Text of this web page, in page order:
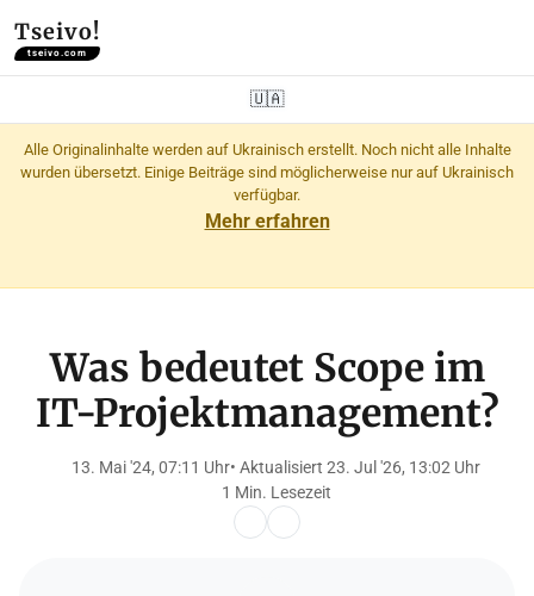
Tseivo!
tseivo.com
🇺🇦
Alle Originalinhalte werden auf Ukrainisch erstellt. Noch nicht alle Inhalte
wurden übersetzt. Einige Beiträge sind möglicherweise nur auf Ukrainisch
verfügbar.
Mehr erfahren
Was bedeutet Scope im
IT-Projektmanagement?
13. Mai '24, 07:11 Uhr• Aktualisiert 23. Jul '26, 13:02 Uhr
1 Min. Lesezeit